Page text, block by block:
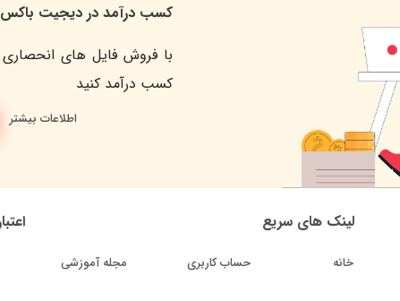
کسب درآمد در دیجیت باکس
با فروش فایل های
کسب درآمد کنید
اطلاعات بیشتر
لینک های سریع
خانه حساب کاربری مجله آموزشی